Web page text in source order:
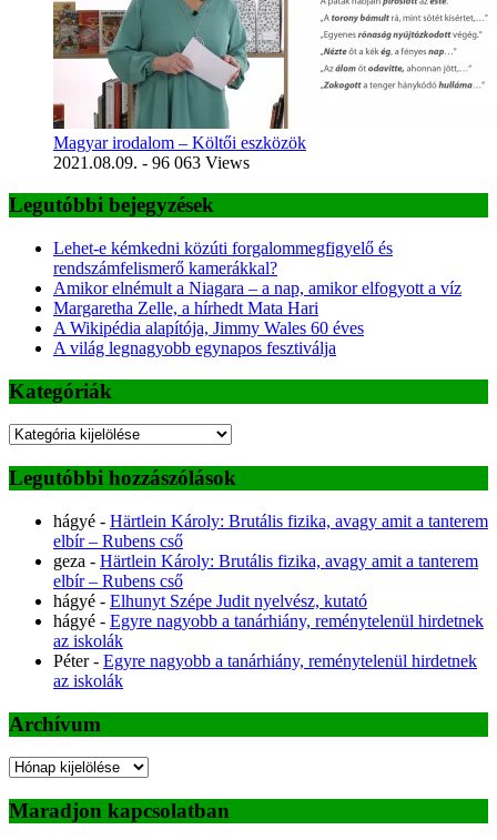
Magyar irodalom – Költői eszközök
2021.08.09. - 96 063 Views
Legutóbbi bejegyzések
Lehet-e kémkedni közúti forgalommegfigyelő és
rendszámfelismerő kamerákkal?
Amikor elnémult a Niagara – a nap, amikor elfogyott a víz
Margaretha Zelle, a hírhedt Mata Hari
A Wikipédia alapítója, Jimmy Wales 60 éves
A világ legnagyobb egynapos fesztiválja
Kategóriák
Kategóriák
Legutóbbi hozzászólások
hágyé - Härtlein Károly: Brutális fizika, avagy amit a tanterem
elbír – Rubens cső
geza - Härtlein Károly: Brutális fizika, avagy amit a tanterem
elbír – Rubens cső
hágyé - Elhunyt Szépe Judit nyelvész, kutató
hágyé - Egyre nagyobb a tanárhiány, reménytelenül hirdetnek
az iskolák
Péter- Egyre nagyobb a tanárhiány, reménytelenül hirdetnek
az iskolák
Archívum
Archívum
Maradjon kapcsolatban